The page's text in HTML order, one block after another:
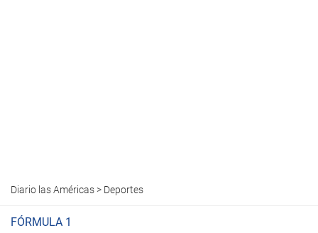
Diario las Américas> Deportes
FÓRMULA 1